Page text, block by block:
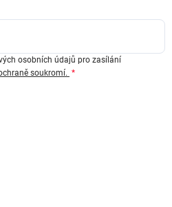
osobních údajů pro zasílání
soukromí.